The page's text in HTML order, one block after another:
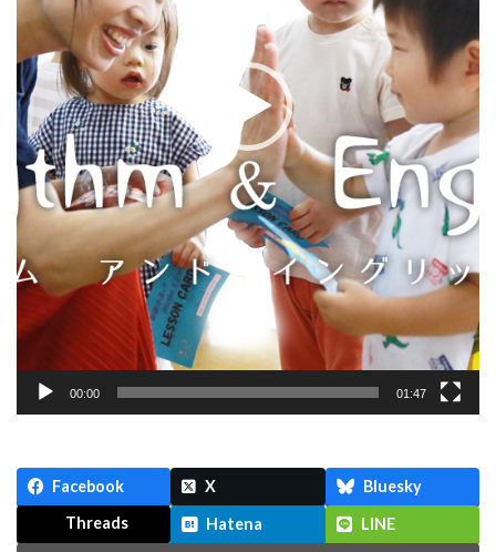
ー
00:00 01:47
Facebook X
Bluesky
Threads
Hatena LINE